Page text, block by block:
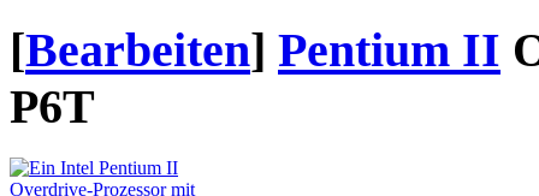
[Bearbeiten] Pentium II
P6T